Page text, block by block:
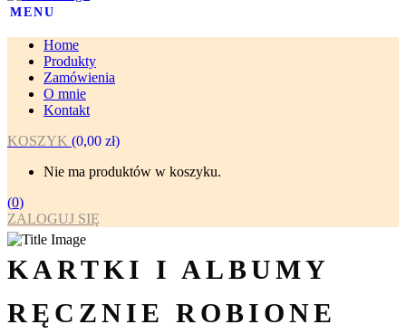
MENU
Home
Produkty
Zamówienia
O mnie
Kontakt
KOSZYK (0,00 zł)
Nie ma produktów w koszyku.
(0)
ZALOGUJ SIĘ
KARTKI I ALBUMY
RĘCZNIE ROBIONE